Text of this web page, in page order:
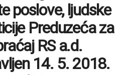
poslove, ljudske
Preduzeća za
RS a.d.
14. 5. 2018.